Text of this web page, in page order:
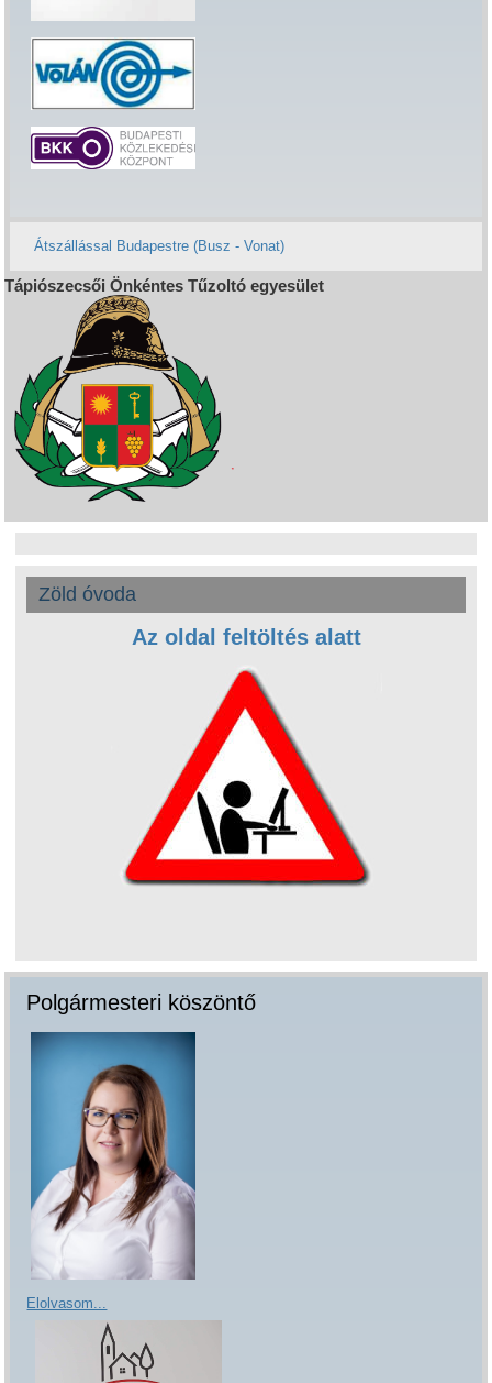
Átszállással Budapestre (Busz - Vonat)
Tápiószecsői Önkéntes Tűzoltó egyesület
Zöld óvoda
Az oldal feltöltés alatt
Polgármesteri köszöntő
Elolvasom...